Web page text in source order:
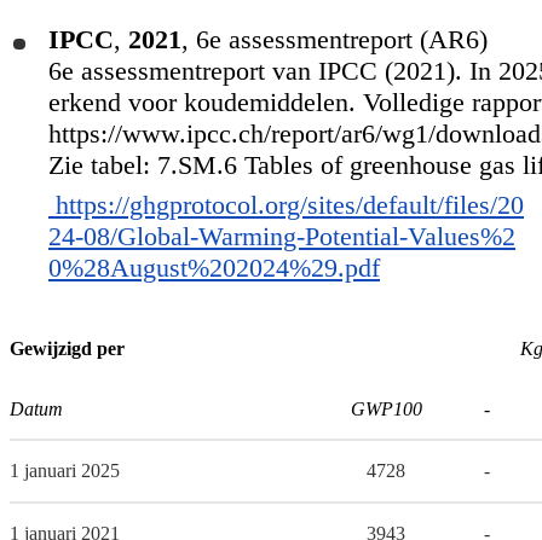
IPCC, 2021, 6e assessmentreport (AR6)
6e assessmentreport van IPCC (2021). In
erkend voor koudemiddelen. Volledige
https://www.ipcc.ch/report/ar6/wg1/
Zie tabel: 7.SM.6 Tables of greenhouse gas
https://ghgprotocol.org/sites/default/files/20
24-08/Global-Warming-Potential-Values%2
0%28August%202024%29.pdf
Gewijzigd per
Datum GWP100 -
1 januari 2025 4728 -
1 januari 2021 3943 -